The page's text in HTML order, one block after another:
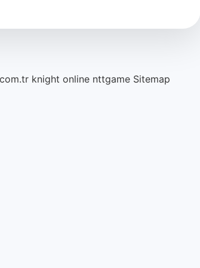
knight online nttgame Sitemap